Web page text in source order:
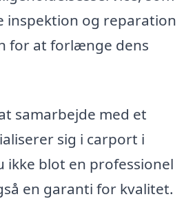
inspektion og reparation
for at forlænge dens
samarbejde med et
sig i carport i
ikke blot en professionel
en garanti for kvalitet.